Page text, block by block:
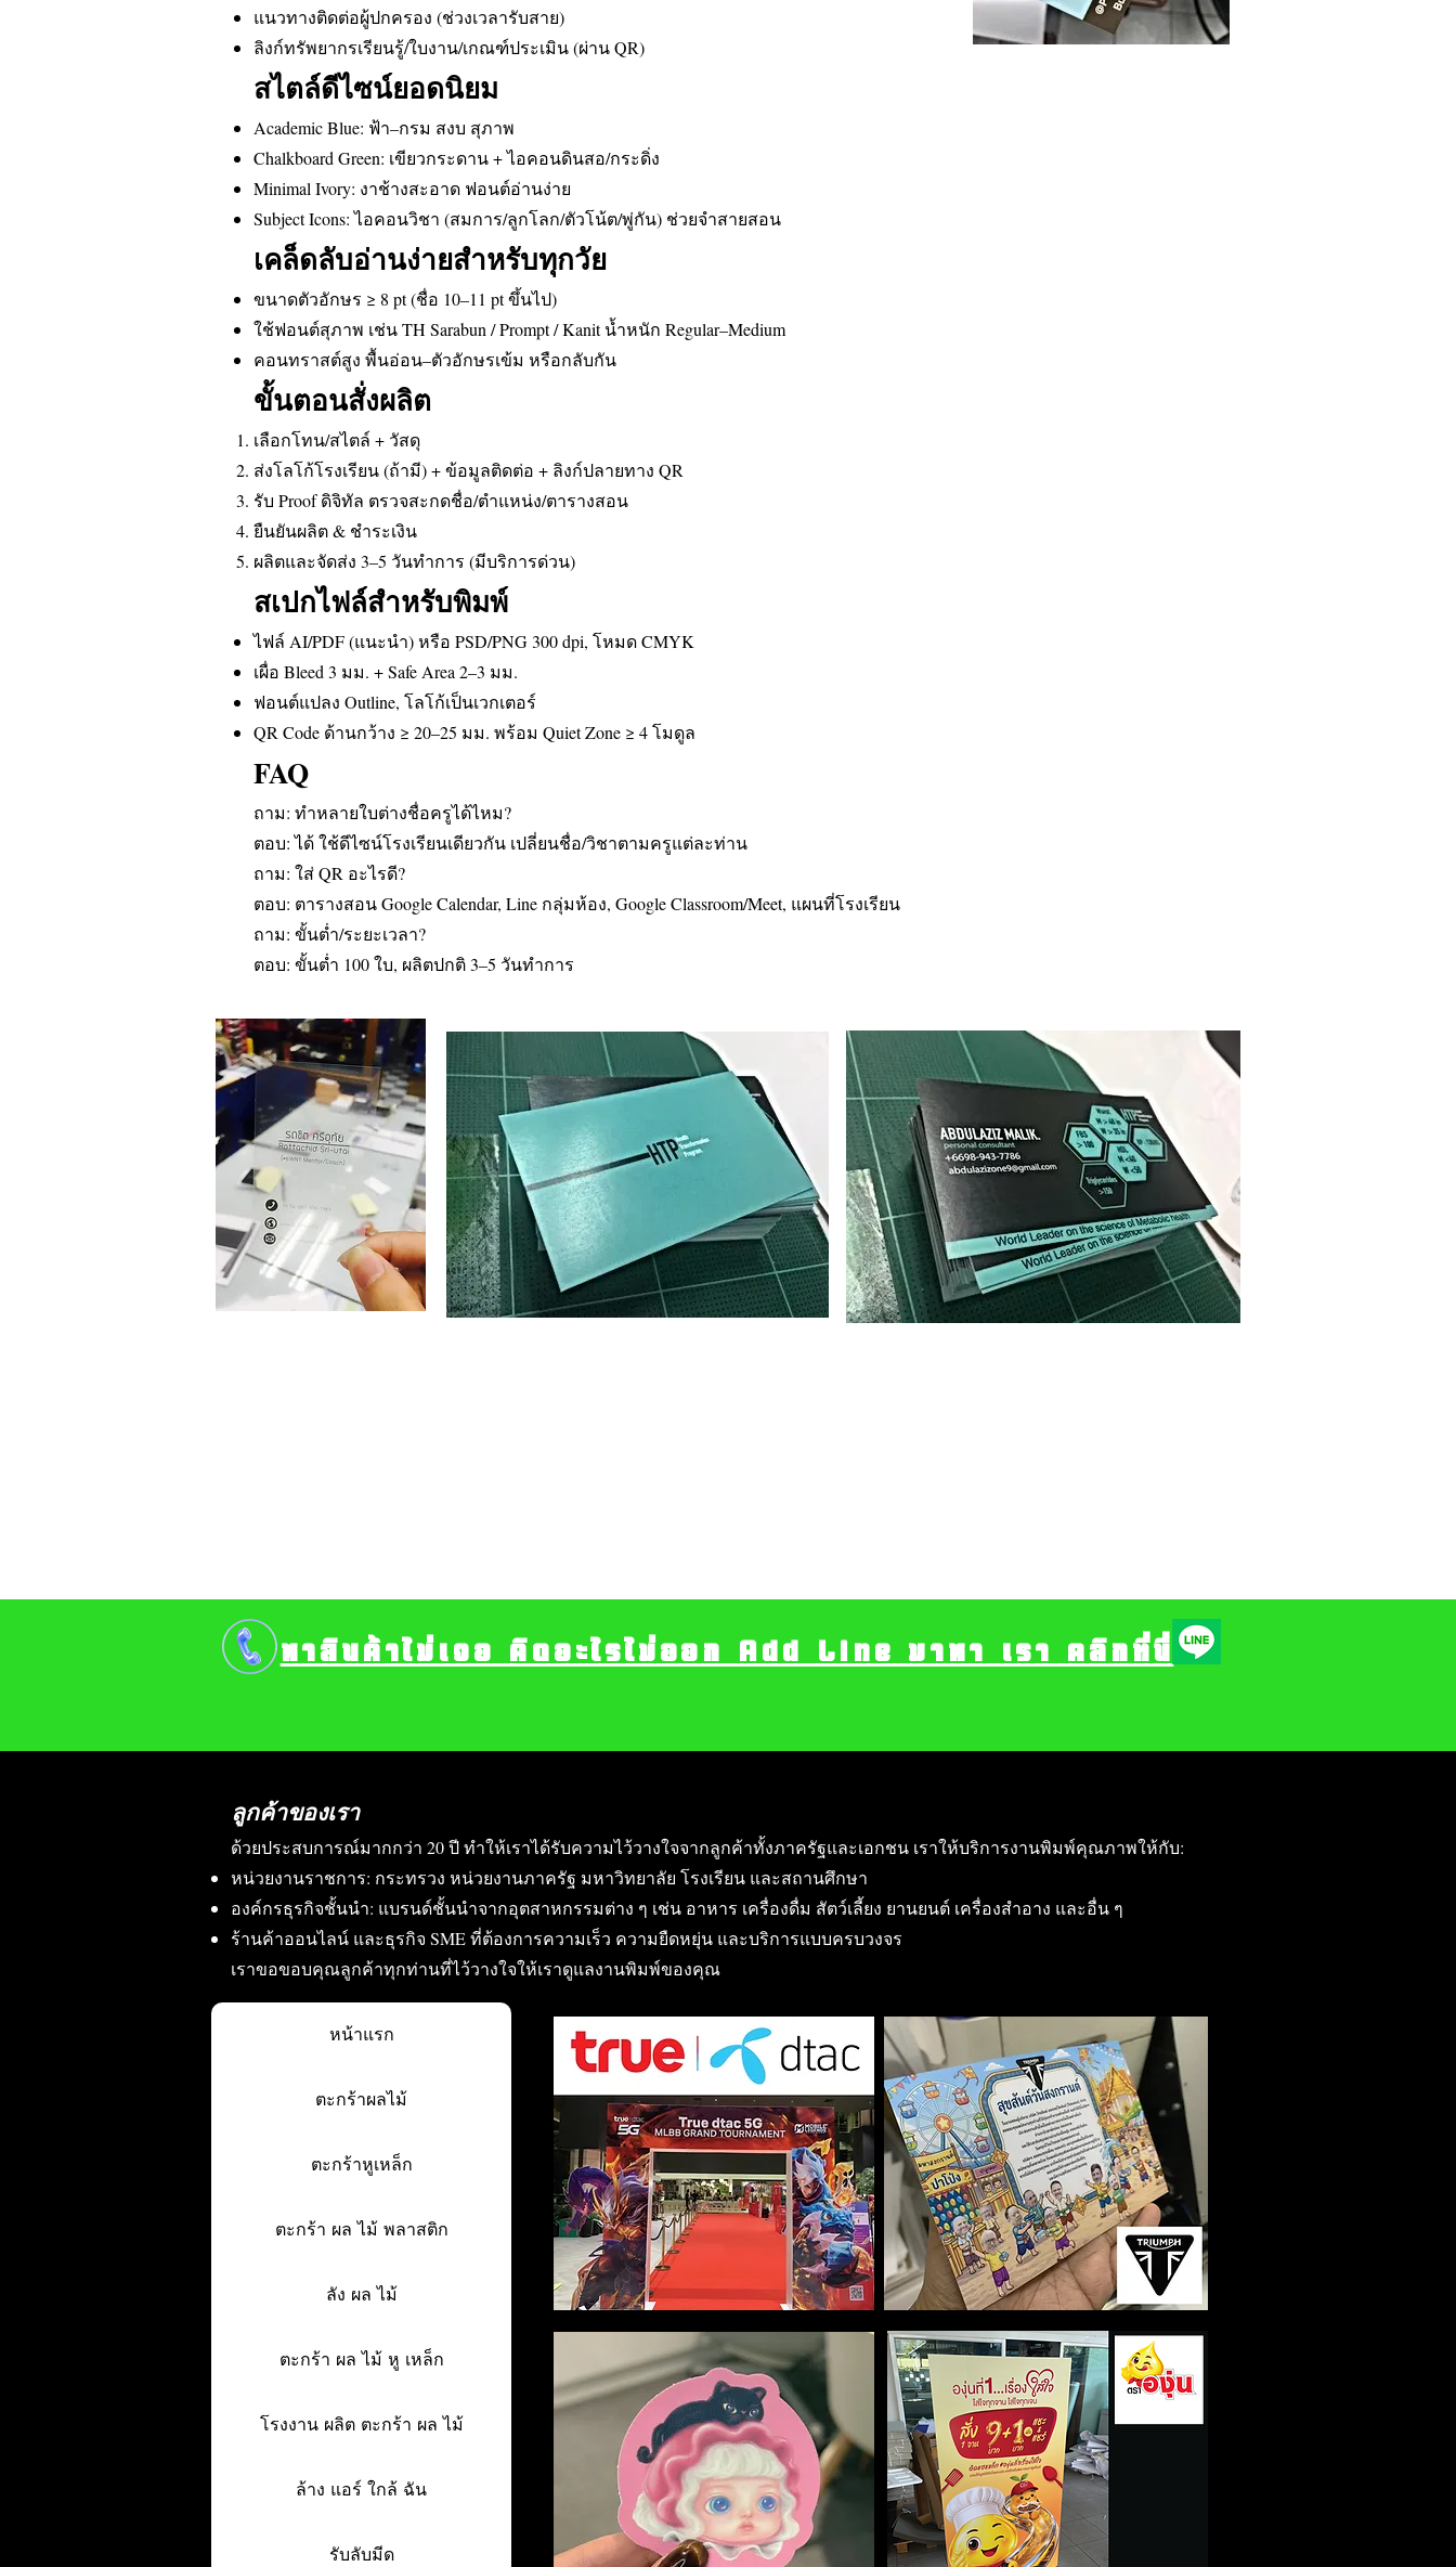
แนวทางติดต่อผู้ปกครอง (ช่วงเวลารับสาย)
ลิงก์ทรัพยากรเรียนรู้/ใบงาน/เกณฑ์ประเมิน (ผ่าน QR)
สไตล์ดีไซน์ยอดนิยม
Academic Blue: ฟ้า–กรม สงบ สุภาพ
Chalkboard Green: เขียวกระดาน + ไอคอนดินสอ/กระดิ่ง
Minimal Ivory: งาช้างสะอาด ฟอนต์อ่านง่าย
Subject Icons: ไอคอนวิชา (สมการ/ลูกโลก/ตัวโน้ต/พู่กัน) ช่วยจำสายสอน
เคล็ดลับอ่านง่ายสำหรับทุกวัย
ขนาดตัวอักษร ≥ 8 pt (ชื่อ 10–11 pt ขึ้นไป)
ใช้ฟอนต์สุภาพ เช่น TH Sarabun / Prompt / Kanit น้ำหนัก Regular–Medium
คอนทราสต์สูง พื้นอ่อน–ตัวอักษรเข้ม หรือกลับกัน
ขั้นตอนสั่งผลิต
เลือกโทน/สไตล์ + วัสดุ
ส่งโลโก้โรงเรียน (ถ้ามี) + ข้อมูลติดต่อ + ลิงก์ปลายทาง QR
รับ Proof ดิจิทัล ตรวจสะกดชื่อ/ตำแหน่ง/ตารางสอน
ยืนยันผลิต & ชำระเงิน
ผลิตและจัดส่ง 3–5 วันทำการ (มีบริการด่วน)
สเปกไฟล์สำหรับพิมพ์
ไฟล์ AI/PDF (แนะนำ) หรือ PSD/PNG 300 dpi, โหมด CMYK
เผื่อ Bleed 3 มม. + Safe Area 2–3 มม.
ฟอนต์แปลง Outline, โลโก้เป็นเวกเตอร์
QR Code ด้านกว้าง ≥ 20–25 มม. พร้อม Quiet Zone ≥ 4 โมดูล
FAQ
ถาม: ทำหลายใบต่างชื่อครูได้ไหม?
ตอบ: ได้ ใช้ดีไซน์โรงเรียนเดียวกัน เปลี่ยนชื่อ/วิชาตามครูแต่ละท่าน
ถาม: ใส่ QR อะไรดี?
ตอบ: ตารางสอน Google Calendar, Line กลุ่มห้อง, Google Classroom/Meet, แผนที่โรงเรียน
ถาม: ขั้นต่ำ/ระยะเวลา?
ตอบ: ขั้นต่ำ 100 ใบ, ผลิตปกติ 3–5 วันทำการ
ลูกค้าของเรา
ด้วยประสบการณ์มากกว่า 20 ปี ทำให้เราได้รับความไว้วางใจจากลูกค้าทั้งภาครัฐและเอกชน เราให้บริการงานพิมพ์คุณภาพให้กับ:
หน่วยงานราชการ: กระทรวง หน่วยงานภาครัฐ มหาวิทยาลัย โรงเรียน และสถานศึกษา
องค์กรธุรกิจชั้นนำ: แบรนด์ชั้นนำจากอุตสาหกรรมต่าง ๆ เช่น อาหาร เครื่องดื่ม สัตว์เลี้ยง ยานยนต์ เครื่องสำอาง และอื่น ๆ
ร้านค้าออนไลน์ และธุรกิจ SME ที่ต้องการความเร็ว ความยืดหยุ่น และบริการแบบครบวงจร
เราขอขอบคุณลูกค้าทุกท่านที่ไว้วางใจให้เราดูแลงานพิมพ์ของคุณ
หน้าแรก
ตะกร้าผลไม้
ตะกร้าหูเหล็ก
ตะกร้า ผล ไม้ พลาสติก
ลัง ผล ไม้
ตะกร้า ผล ไม้ หู เหล็ก
โรงงาน ผลิต ตะกร้า ผล ไม้
ล้าง แอร์ ใกล้ ฉัน
รับลับมีด
หาสินค้าไม่เจอ คิดอะไรไม่ออก Add Line มาหา เรา คลิกที่นี่